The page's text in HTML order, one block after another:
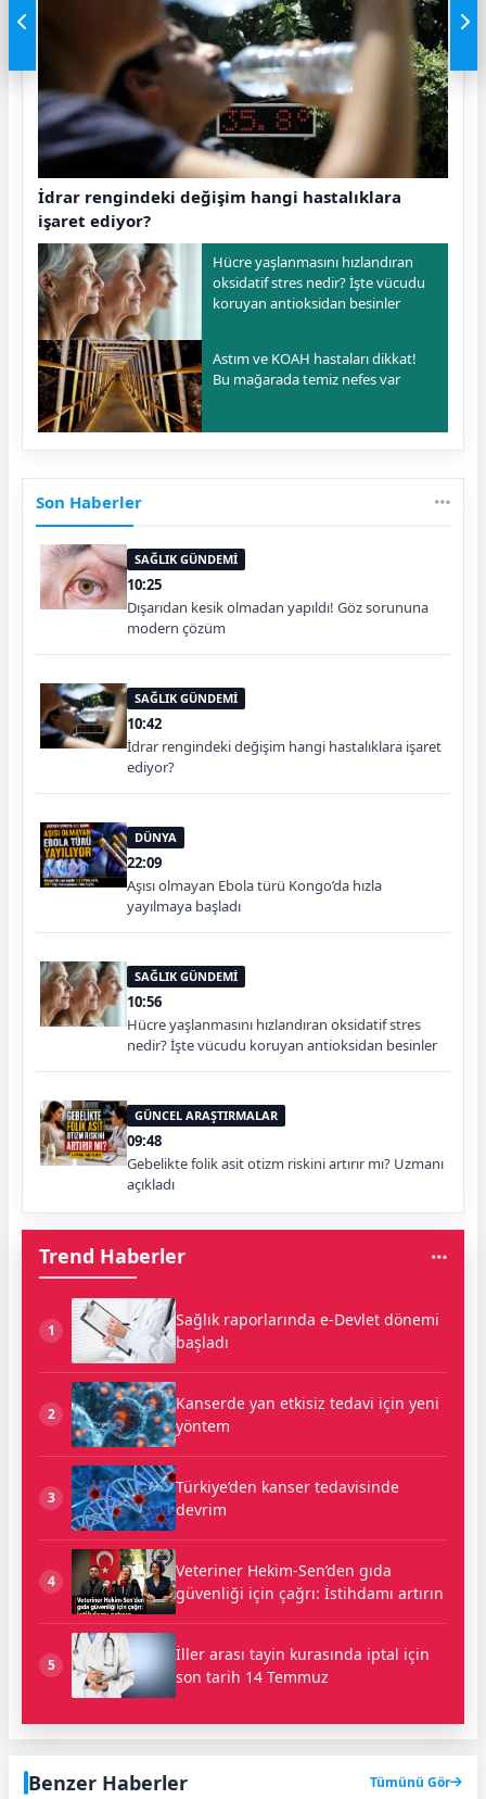
İdrar rengindeki değişim hangi hastalıklara
işaret ediyor?
Hücre yaşlanmasını hızlandıran
oksidatif stres nedir? İşte vücudu
koruyan antioksidan besinler
Astım ve KOAH hastaları dikkat!
Bu mağarada temiz nefes var
Son Haberler
SAĞLIK GÜNDEMİ
10:25
Dışarıdan kesik olmadan yapıldı! Göz sorununa
modern çözüm
SAĞLIK GÜNDEMİ
10:42
İdrar rengindeki değişim hangi hastalıklara işaret
ediyor?
DÜNYA
22:09
Aşısı olmayan Ebola türü Kongo’da hızla
yayılmaya başladı
SAĞLIK GÜNDEMİ
10:56
Hücre yaşlanmasını hızlandıran oksidatif stres
nedir? İşte vücudu koruyan antioksidan besinler
GÜNCEL ARAŞTIRMALAR
09:48
Gebelikte folik asit otizm riskini artırır mı? Uzmanı
açıkladı
Trend Haberler
1
Sağlık raporlarında e-Devlet dönemi
başladı
2
Kanserde yan etkisiz tedavi için yeni
yöntem
3
Türkiye’den kanser tedavisinde
devrim
4
Veteriner Hekim-Sen’den gıda
güvenliği için çağrı: İstihdamı artırın
5
İller arası tayin kurasında iptal için
son tarih 14 Temmuz
Benzer Haberler Tümünü Gör